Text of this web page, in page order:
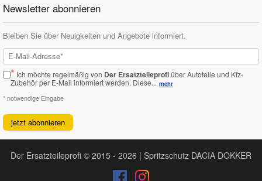
Newsletter abonnieren
Bleiben Sie über Neuigkeiten und Angebote informiert.
* Ich möchte regelmäßig von Der Ersatzteileprofiüber Autoteile und Kfz-
Zubehör per E-Mail informiert werden. Diese... mehr
* notwendige Eingabe
jetzt abonnieren
Der Ersatzteileprofi © 2015 - 2026 | Spritzschutz DACIA DOKKER